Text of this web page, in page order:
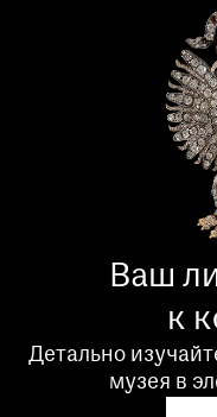
Ваш
к
Детально
музея в